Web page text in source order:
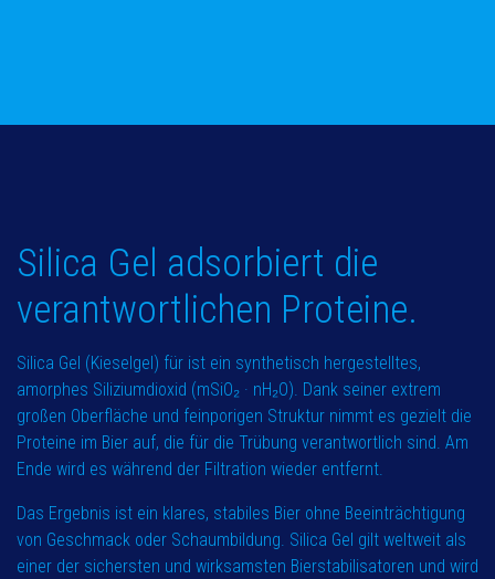
Silica Gel adsorbiert die
verantwortlichen Proteine.
Silica Gel (Kieselgel) für ist ein synthetisch hergestelltes,
amorphes Siliziumdioxid (mSiO₂ · nH₂O). Dank seiner extrem
großen Oberfläche und feinporigen Struktur nimmt es gezielt die
Proteine im Bier auf, die für die Trübung verantwortlich sind. Am
Ende wird es während der Filtration wieder entfernt.
Das Ergebnis ist ein klares, stabiles Bier ohne Beeinträchtigung
von Geschmack oder Schaumbildung. Silica Gel gilt weltweit als
einer der sichersten und wirksamsten Bierstabilisatoren und wird